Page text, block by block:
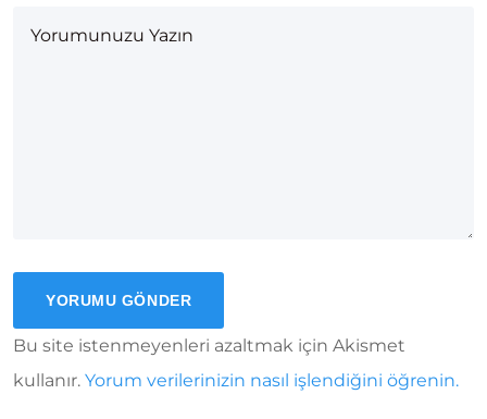
Bu site istenmeyenleri azaltmak için Akismet
kullanır. Yorum verilerinizin nasıl işlendiğini öğrenin.